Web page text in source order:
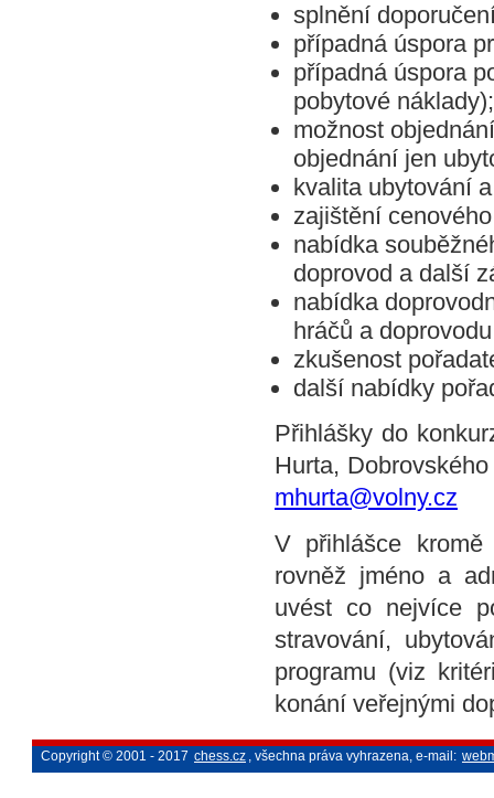
splnění
případná úspora
případná úspora
pobytové náklady);
možnost
objednání jen
kvalita ubytování
zajištění
nabídka
doprovod a další
nabídka
hráčů a
zkušenost
další nabídky
Přihlášky do
Hurta,
mhurta@volny.cz
V přihlášce
rovněž jméno a
uvést co nejvíce
stravování,
programu (viz
konání veřejnými
Copyright © 2001 - 2017 chess.cz , všechna práva vyhrazena, e-mail: